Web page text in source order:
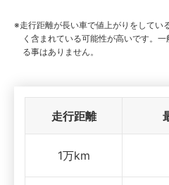
走行距離が長い車で値上がりをしてい
く含まれている可能性が高いです。
る事はありません。
走行距離
1万km